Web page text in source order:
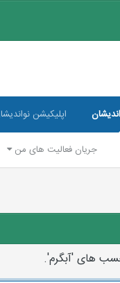
جریان فعالیت های من
اپلیکیشن
های 'آبگرم'.